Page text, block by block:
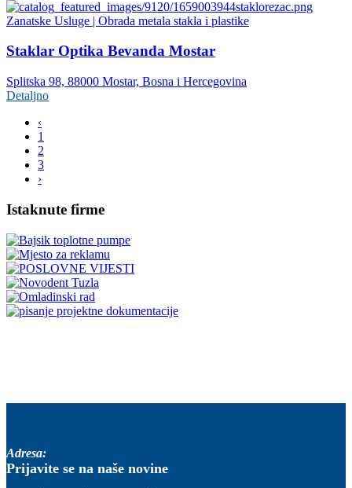
Zanatske Usluge | Obrada metala stakla i plastike
Staklar Optika Bevanda Mostar
Splitska 98, 88000 Mostar, Bosna i Hercegovina
Detaljno
‹
1
2
3
›
Istaknute firme
Adresa:
Prijavite se na naše novine